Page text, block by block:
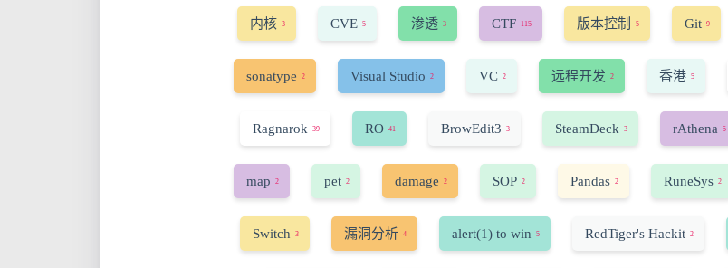
内核 3 CVE 5 渗透 3 CTF 115 版本控制 5 Git 9
sonatype 2 Visual Studio 2 VC 2 远程开发 2 香港 5
Ragnarok 39 RO 41 BrowEdit3 3 SteamDeck 3 rAthena 5
map 2 pet 2 damage 2 SOP 2 Pandas 2 RuneSys 2
Switch 3 漏洞分析 4 alert(1) to win 5 RedTiger's Hackit 2